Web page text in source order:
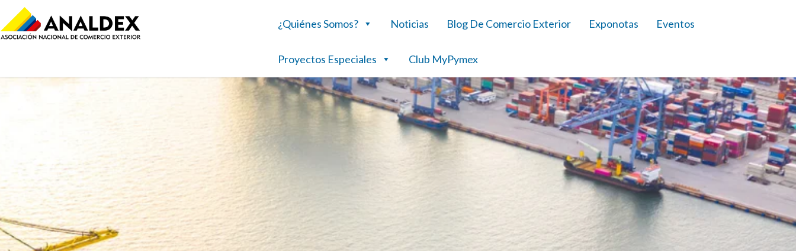
¿Quiénes Somos? Noticias Blog De Comercio Exterior Exponotas Eventos
Proyectos Especiales Club MyPymex